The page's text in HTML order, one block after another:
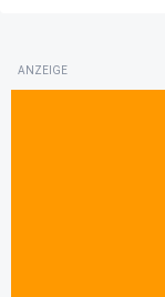
ANZEIGE